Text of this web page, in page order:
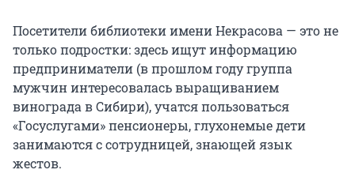
Посетители библиотеки имени Некрасова — это не
только подростки: здесь ищут информацию
предприниматели (в прошлом году группа
мужчин интересовалась выращиванием
винограда в Сибири), учатся пользоваться
«Госуслугами» пенсионеры, глухонемые дети
занимаются с сотрудницей, знающей язык
жестов.